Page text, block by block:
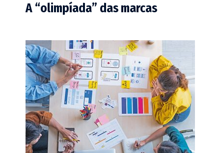
A “olimpíada” das marcas